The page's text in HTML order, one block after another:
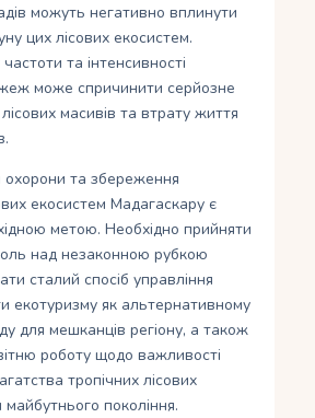
можуть негативно вплинути
цих лісових екосистем.
та інтенсивності
може спричинити серйозне
масивів та втрату життя
та збереження
екосистем Мадагаскару є
метою. Необхідно прийняти
над незаконною рубкою
сталий спосіб управління
екотуризму як альтернативному
для мешканців регіону, а також
роботу щодо важливості
тропічних лісових
покоління.